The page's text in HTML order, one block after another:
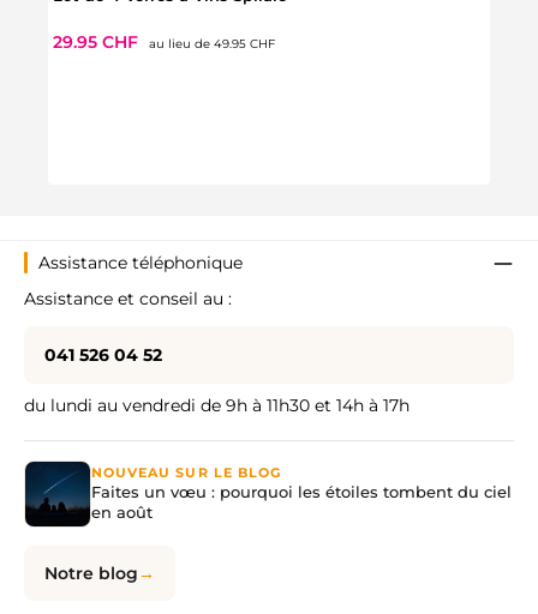
Prix de vente :
29.95 CHF au lieu de 49.95 CHF
Assistance téléphonique
Assistance et conseil au :
041 526 04 52
du lundi au vendredi de 9h à 11h30 et 14h à 17h
NOUVEAU SUR LE BLOG
Faites un vœu : pourquoi les étoiles tombent du ciel
en août
Notre blog